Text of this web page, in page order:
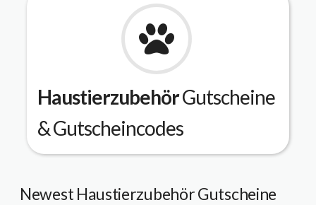
HaustierzubehörGutscheine
& Gutscheincodes
Newest Haustierzubehör Gutscheine